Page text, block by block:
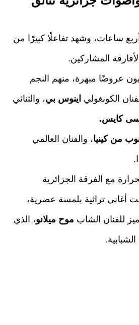
ساعات، وشهد تفاعلًا كبيرًا من
المشاركين.
عروضًا مبهرة، منهم النجم
الكونغولي اينوس بي، والثنائي
كايس.
من كينيا، والفنان العالمي
مع الفرقة الجزائرية
أغاني تراثية بلمسة عصرية،
للفنان الشاب موح ميلانو، الذي